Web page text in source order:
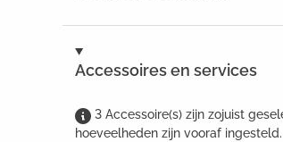
Accessoires en services
3 Accessoire(s) zijn zojuist
hoeveelheden zijn vooraf ingesteld.